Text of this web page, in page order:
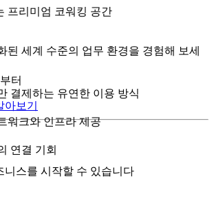
프리미엄 코워킹 공간
된 세계 수준의 업무 환경을 경험해 보세
결제하는 유연한 이용 방식
워크와 인프라 제공
연결 기회
터
보기
니스를 시작할 수 있습니다